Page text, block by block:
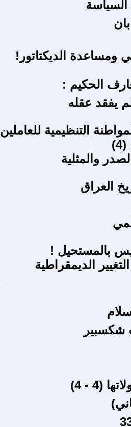
السياسة
ومساعدة الديكتاتور!
الحكيم :
يفقد عقله
التنظيمية للعاملين
والمثلية
العراق
بالمستحيل !
الديمقراطية
شكسبير
(4 - 4)